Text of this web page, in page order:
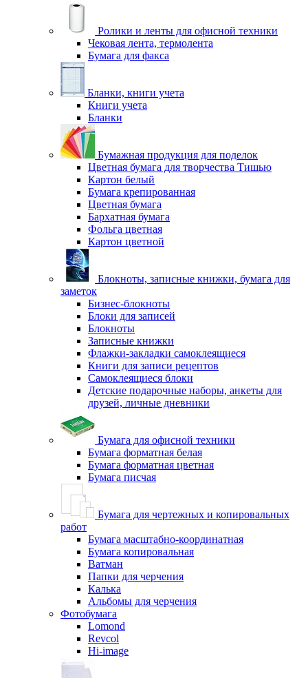
Ролики и ленты для офисной техники
Чековая лента, термолента
Бумага для факса
Бланки, книги учета
Книги учета
Бланки
Бумажная продукция для поделок
Цветная бумага для творчества Тишью
Картон белый
Бумага крепированная
Цветная бумага
Бархатная бумага
Фольга цветная
Картон цветной
Блокноты, записные книжки, бумага для
заметок
Бизнес-блокноты
Блоки для записей
Блокноты
Записные книжки
Флажки-закладки самоклеящиеся
Книги для записи рецептов
Самоклеящиеся блоки
Детские подарочные наборы, анкеты для
друзей, личные дневники
Бумага для офисной техники
Бумага форматная белая
Бумага форматная цветная
Бумага писчая
Бумага для чертежных и копировальных
работ
Бумага масштабно-координатная
Бумага копировальная
Ватман
Папки для черчения
Калька
Альбомы для черчения
Фотобумага
Lomond
Revcol
Hi-image